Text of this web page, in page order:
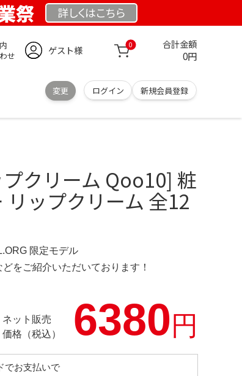
祭 詳しくはこちら
せ
ゲスト様 0 合計金額
0円
変更 ログイン 新規会員登録
クリーム Qoo10] 粧
ップクリーム 全12
限定モデル
をご紹介いただいております！
ネット販売
価格（税込）
6380円
でお支払いで